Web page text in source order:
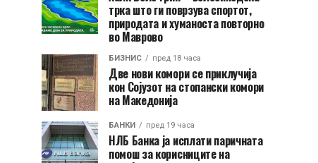
трка што ги поврзува спортот,
природата и хуманоста повторно
во Маврово
БИЗНИС пред 18 часа
Две нови комори се приклучија
кон Сојузот на стопански комори
на Македонија
БАНКИ пред 19 часа
НЛБ Банка ја исплати паричната
помош за корисниците на